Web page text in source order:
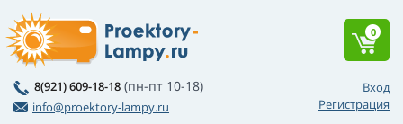
Вход
Регистрация
8(921) 609-18-18 (пн-пт 10-18)
info@proektory-lampy.ru
0